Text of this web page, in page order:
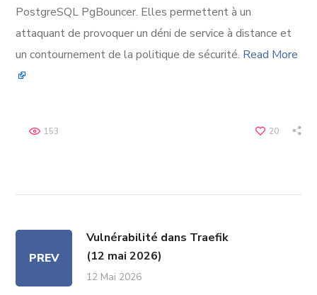
PostgreSQL PgBouncer. Elles permettent à un
attaquant de provoquer un déni de service à distance et
un contournement de la politique de sécurité. Read More
20
153
PREV
Vulnérabilité dans Traefik
(12 mai 2026)
12 Mai 2026